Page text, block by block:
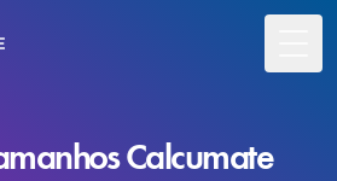
Calcumate